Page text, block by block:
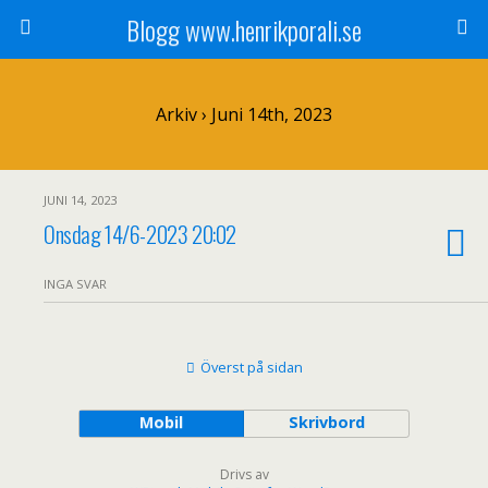
Blogg www.henrikporali.se
Arkiv › Juni 14th, 2023
JUNI 14, 2023
Onsdag 14/6-2023 20:02
INGA SVAR
Överst på sidan
Mobil Skrivbord
Drivs av